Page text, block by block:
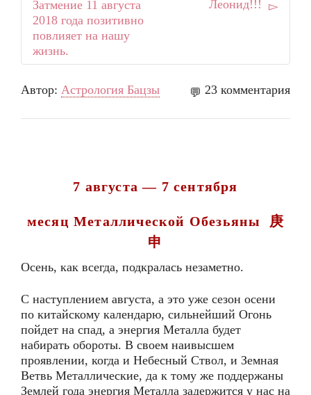
Затмение 11 августа
2018 года позитивно
повлияет на нашу
жизнь.
Леонид!!!
Автор: Астрология Бацзы 23 комментария
7 августа — 7 сентября
месяц Металлической Обезьяны
庚
申
Осень, как всегда, подкралась незаметно.
С наступлением августа, а это уже сезон осени
по китайскому календарю, сильнейший Огонь
пойдет на спад, а энергия Металла будет
набирать обороты. В своем наивысшем
проявлении, когда и Небесный Ствол, и Земная
Ветвь Металлические, да к тому же поддержаны
Землей года энергия Металла задержится у нас на